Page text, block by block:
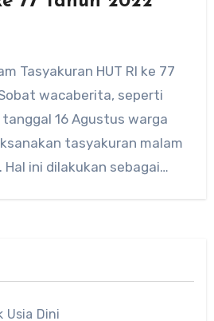
Tasyakuran HUT RI ke 77
wacaberita, seperti
16 Agustus warga
tasyakuran malam
Hal ini dilakukan sebagai
Usia Dini